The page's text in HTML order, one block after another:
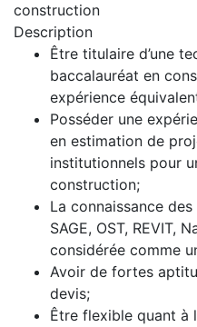
construction
Description
Être titulaire d’une
baccalauréat en
expérience
Posséder une
en estimation de
institutionnels pour
construction;
La connaissance
SAGE, OST, REVIT,
considérée comme
Avoir de fortes
devis;
Être flexible quant à